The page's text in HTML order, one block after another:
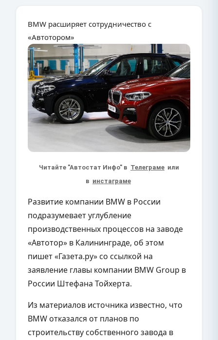
BMW расширяет сотрудничество с
«Автотором»
Читайте "Автостат Инфо" в Телеграме или
в инстаграме
Развитие компании BMW в России
подразумевает углубление
производственных процессов на заводе
«Автотор» в Калининграде, об этом
пишет «Газета.ру» со ссылкой на
заявление главы компании BMW Group в
России Штефана Тойхерта.
Из материалов источника известно, что
BMW отказался от планов по
строительству собственного завода в